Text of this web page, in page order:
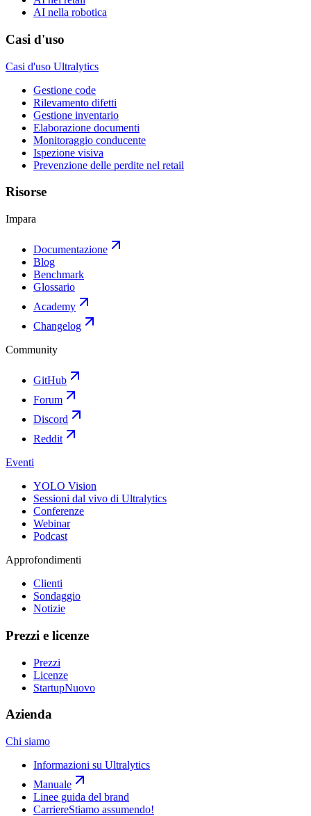
AI nella robotica
Casi d'uso
Casi d'uso Ultralytics
Gestione code
Rilevamento difetti
Gestione inventario
Elaborazione documenti
Monitoraggio conducente
Ispezione visiva
Prevenzione delle perdite nel retail
Risorse
Impara
Documentazione
Blog
Benchmark
Glossario
Academy
Changelog
Community
GitHub
Forum
Discord
Reddit
Eventi
YOLO Vision
Sessioni dal vivo di Ultralytics
Conferenze
Webinar
Podcast
Approfondimenti
Clienti
Sondaggio
Notizie
Prezzi e licenze
Prezzi
Licenze
StartupNuovo
Azienda
Chi siamo
Informazioni su Ultralytics
Manuale
Linee guida del brand
CarriereStiamo assumendo!